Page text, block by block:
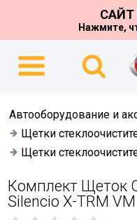
САЙТ
Нажмите,
Автооборудование и
Щетки
Щетки
Комплект Щеток
Silencio X-TRM